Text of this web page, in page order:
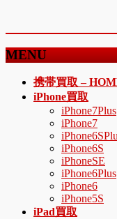
MENU
携帯買取 –
iPhone買取
iPhone7Plus
iPhone7
iPhone6S
iPhoneSE
iPhone6Plus
iPhone6
iPhone5S
iPad買取